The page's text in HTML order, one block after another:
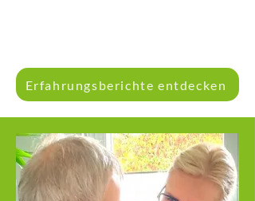
Erfahrungsberichte entdecken